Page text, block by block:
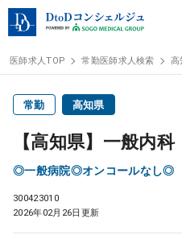
医師求人
常勤検索
医師求人TOP 常勤医師求人検索 高
常勤 高知県
【高知県】一般内科
◎一般病院◎オンコールなし◎
300423010
2026年02月26日更新